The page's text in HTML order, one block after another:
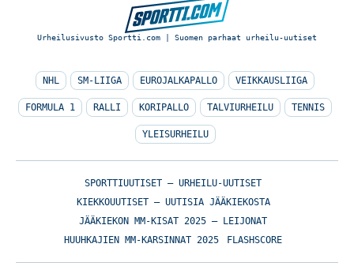
Urheilusivusto Sportti.com | Suomen parhaat urheilu-uutiset
NHL SM-LIIGA EUROJALKAPALLO VEIKKAUSLIIGA
FORMULA 1 RALLI KORIPALLO TALVIURHEILU TENNIS
YLEISURHEILU
SPORTTIUUTISET – URHEILU-UUTISET
KIEKKOUUTISET – UUTISIA JÄÄKIEKOSTA
JÄÄKIEKON MM-KISAT 2025 – LEIJONAT
HUUHKAJIEN MM-KARSINNAT 2025
FLASHSCORE